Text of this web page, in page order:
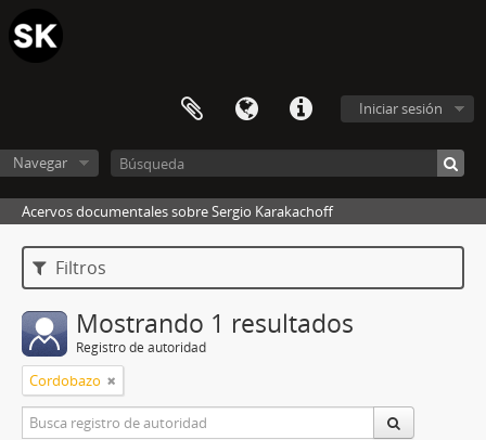
Iniciar sesión
Navegar
Acervos documentales sobre Sergio Karakachoff
Filtros
Mostrando 1 resultados
Registro de autoridad
Cordobazo